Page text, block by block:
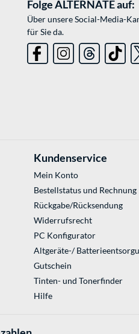
Folge ALTERNATE auf:
Über unsere Social-Media-
für Sie da.
Kundenservice
Mein Konto
Bestellstatus und Rechnung
Rückgabe/Rücksendung
Widerrufsrecht
PC Konfigurator
Altgeräte-/
Gutschein
Tinten- und Tonerfinder
Hilfe